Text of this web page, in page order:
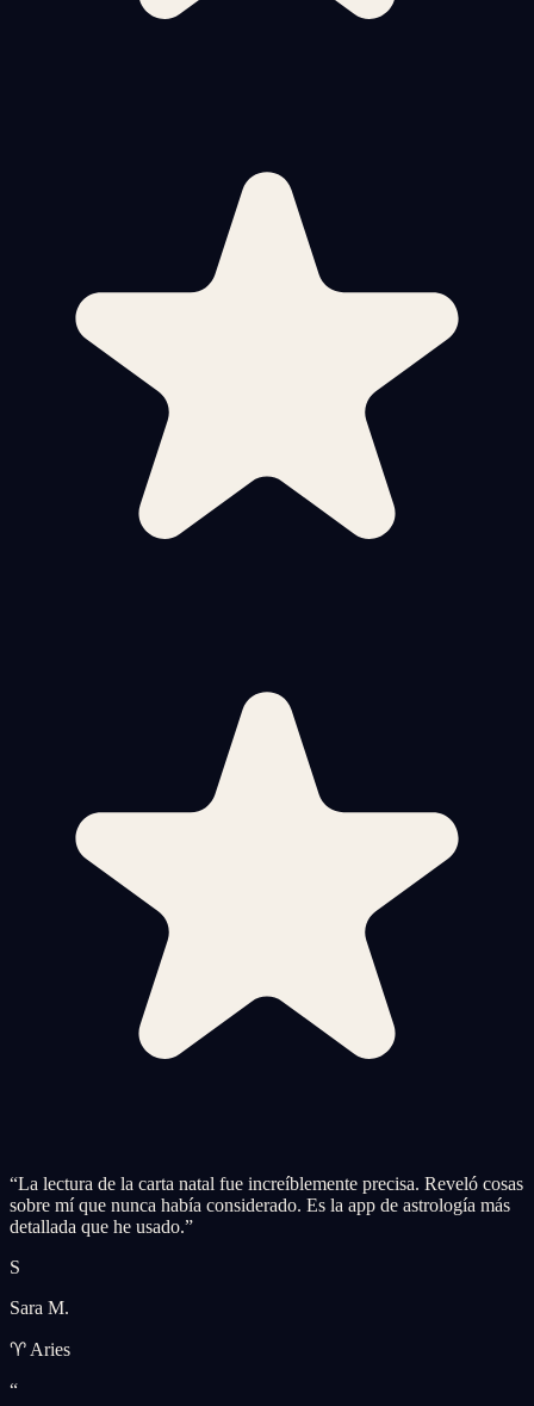
“La lectura de la carta natal fue increíblemente precisa. Reveló cosas
sobre mí que nunca había considerado. Es la app de astrología más
detallada que he usado.”
S
Sara M.
♈ Aries
“